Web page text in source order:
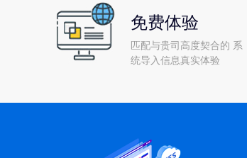
免费体验
匹配与贵司高度契合的 系
统导入信息真实体验